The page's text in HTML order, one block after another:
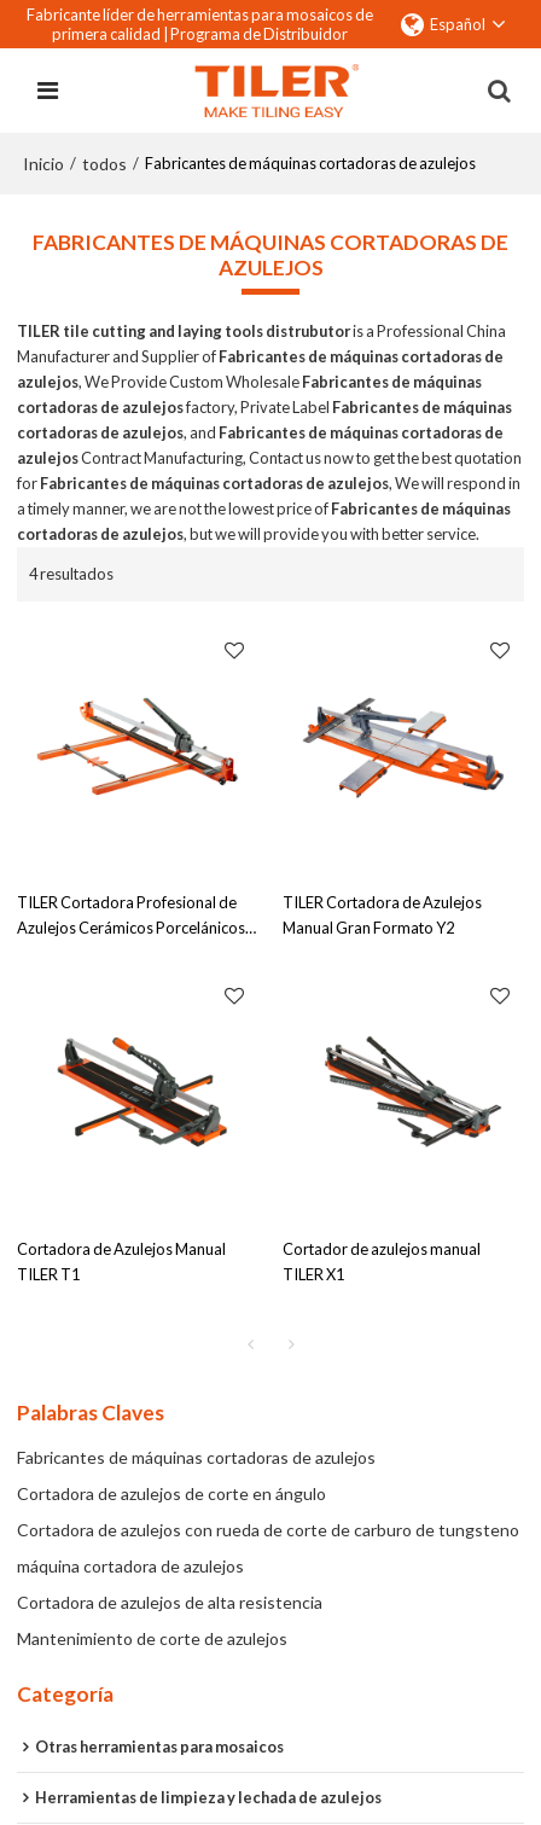
Fabricante líder de herramientas para mosaicos de
primera calidad | Programa de Distribuidor Español
Inicio / todos / Fabricantes de máquinas cortadoras de azulejos
FABRICANTES DE MÁQUINAS CORTADORAS DE
AZULEJOS
TILER tile cutting and laying tools distrubutoris a Professional China
Manufacturer and Supplier ofFabricantes de máquinas cortadoras de
azulejos, We Provide Custom WholesaleFabricantes de máquinas
cortadoras de azulejosfactory, Private Label Fabricantes de máquinas
cortadoras de azulejos, and Fabricantes de máquinas cortadoras de
azulejosContract Manufacturing, Contact us now to get the best quotation
forFabricantes de máquinas cortadoras de azulejos, We will respond in
a timely manner, we are not the lowest price ofFabricantes de máquinas
cortadoras de azulejos, but we will provide you with better service.
4 resultados
TILER Cortadora Profesional de
Azulejos Cerámicos Porcelánicos
TILER Cortadora de Azulejos
Manual Gran Formato Y2
Cortadora de Azulejos Manual
TILER T1
Cortador de azulejos manual
TILER X1
Palabras Claves
Fabricantes de máquinas cortadoras de azulejos
Cortadora de azulejos de corte en ángulo
Cortadora de azulejos con rueda de corte de carburo de tungsteno
máquina cortadora de azulejos
Cortadora de azulejos de alta resistencia
Mantenimiento de corte de azulejos
Categoría
Otras herramientas para mosaicos
Herramientas de limpieza y lechada de azulejos